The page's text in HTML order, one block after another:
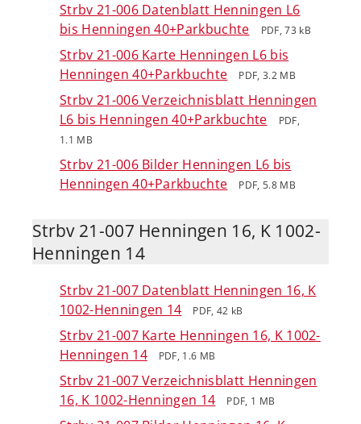
Strbv 21-006 Datenblatt Henningen L6
bis Henningen 40+Parkbuchte
PDF, 73 kB
Strbv 21-006 Karte Henningen L6 bis
Henningen 40+Parkbuchte
PDF, 3.2 MB
Strbv 21-006 Verzeichnisblatt Henningen
L6 bis Henningen 40+Parkbuchte
PDF,
1.1 MB
Strbv 21-006 Bilder Henningen L6 bis
Henningen 40+Parkbuchte
PDF, 5.8 MB
Strbv 21-007 Henningen 16, K 1002-
Henningen 14
Strbv 21-007 Datenblatt Henningen 16, K
1002-Henningen 14
PDF, 42 kB
Strbv 21-007 Karte Henningen 16, K 1002-
Henningen 14
PDF, 1.6 MB
Strbv 21-007 Verzeichnisblatt Henningen
16, K 1002-Henningen 14
PDF, 1 MB